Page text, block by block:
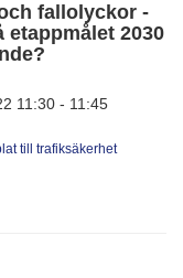
fallolyckor -
etappmålet 2030
11:30 - 11:45
till trafiksäkerhet